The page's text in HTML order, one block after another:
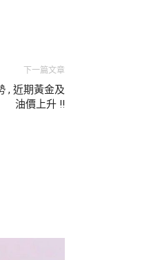
下一篇文章
, 近期黃金及
油價上升 !!